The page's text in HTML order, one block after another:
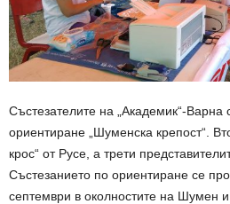
Състезателите на „Академик“-Варна
ориентиране „Шуменска крепост“.
крос“ от Русе, а трети
Състезанието по ориентиране се
септември в околностите на Шумен